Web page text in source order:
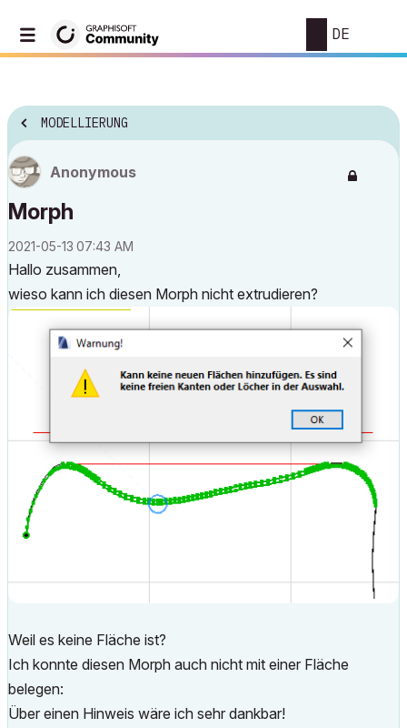
DE
MODELLIERUNG
Anonymous
Morph
‎2021-05-13 07:43 AM
Hallo zusammen,
wieso kann ich diesen Morph nicht extrudieren?
Weil es keine Fläche ist?
Ich konnte diesen Morph auch nicht mit einer Fläche
belegen:
Über einen Hinweis wäre ich sehr dankbar!